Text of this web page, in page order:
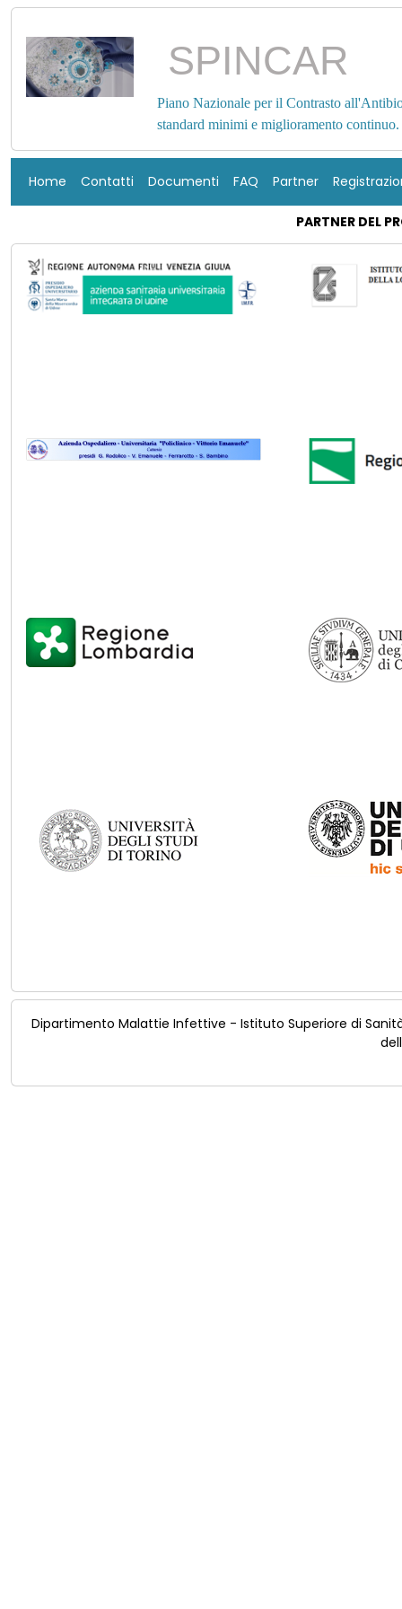
SPINCAR
Piano Nazionale per il Contrasto
standard minimi e miglioramento continuo.
Home Contatti Documenti FAQ Partner
PARTNER DEL
Dipartimento Malattie Infettive - Istituto Superiore di